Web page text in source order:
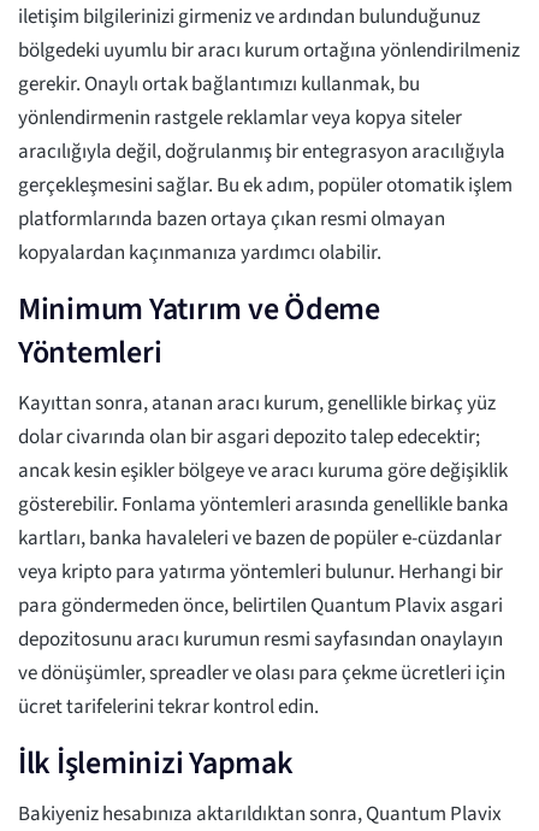
iletişim bilgilerinizi girmeniz ve ardından bulunduğunuz
bölgedeki uyumlu bir aracı kurum ortağına yönlendirilmeniz
gerekir. Onaylı ortak bağlantımızı kullanmak, bu
yönlendirmenin rastgele reklamlar veya kopya siteler
aracılığıyla değil, doğrulanmış bir entegrasyon aracılığıyla
gerçekleşmesini sağlar. Bu ek adım, popüler otomatik işlem
platformlarında bazen ortaya çıkan resmi olmayan
kopyalardan kaçınmanıza yardımcı olabilir.
Minimum Yatırım ve Ödeme
Yöntemleri
Kayıttan sonra, atanan aracı kurum, genellikle birkaç yüz
dolar civarında olan bir asgari depozito talep edecektir;
ancak kesin eşikler bölgeye ve aracı kuruma göre değişiklik
gösterebilir. Fonlama yöntemleri arasında genellikle banka
kartları, banka havaleleri ve bazen de popüler e-cüzdanlar
veya kripto para yatırma yöntemleri bulunur. Herhangi bir
para göndermeden önce, belirtilen Quantum Plavix asgari
depozitosunu aracı kurumun resmi sayfasından onaylayın
ve dönüşümler, spreadler ve olası para çekme ücretleri için
ücret tarifelerini tekrar kontrol edin.
İlk İşleminizi Yapmak
Bakiyeniz hesabınıza aktarıldıktan sonra, Quantum Plavix